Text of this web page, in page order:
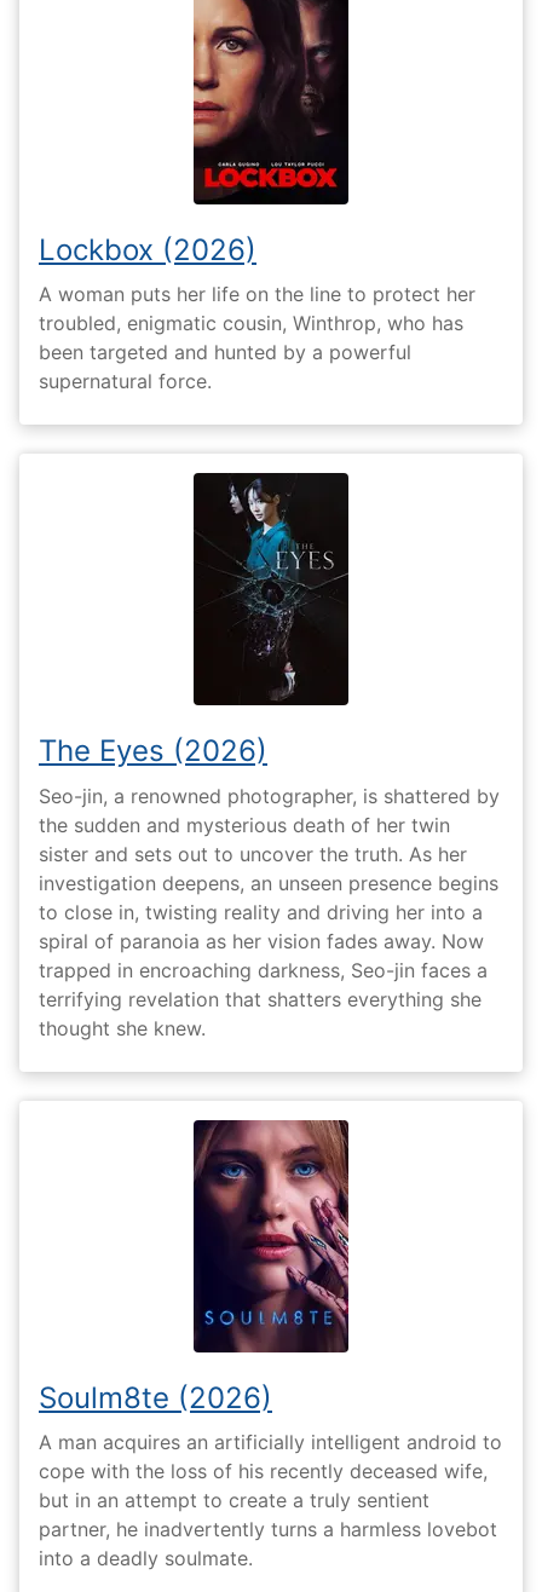
Lockbox (2026)
A woman puts her life on the line to protect her
troubled, enigmatic cousin, Winthrop, who has
been targeted and hunted by a powerful
supernatural force.
The Eyes (2026)
Seo-jin, a renowned photographer, is shattered by
the sudden and mysterious death of her twin
sister and sets out to uncover the truth. As her
investigation deepens, an unseen presence begins
to close in, twisting reality and driving her into a
spiral of paranoia as her vision fades away. Now
trapped in encroaching darkness, Seo-jin faces a
terrifying revelation that shatters everything she
thought she knew.
Soulm8te (2026)
A man acquires an artificially intelligent android to
cope with the loss of his recently deceased wife,
but in an attempt to create a truly sentient
partner, he inadvertently turns a harmless lovebot
into a deadly soulmate.